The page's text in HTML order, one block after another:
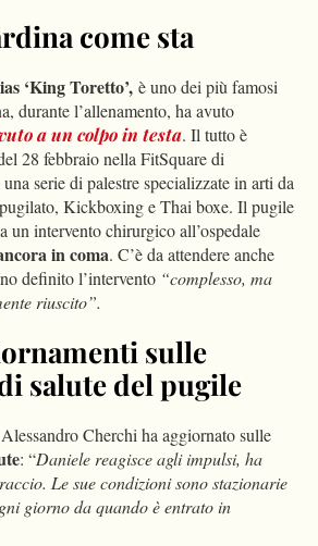
come sta
‘King Toretto’, è uno dei più famosi
durante l’allenamento, ha avuto
a un colpo in testa. Il tutto è
28 febbraio nella FitSquare di
serie di palestre specializzate in arti da
Kickboxing e Thai boxe. Il pugile
un intervento chirurgico all’ospedale
in coma. C’è da attendere anche
definito l’intervento “complesso, ma
riuscito”.
sulle
salute del pugile
Cherchi ha aggiornato sulle
: “Daniele reagisce agli impulsi, ha
Le sue condizioni sono stazionarie
giorno da quando è entrato in